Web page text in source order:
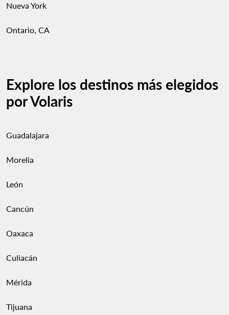
Nueva York
Ontario, CA
Explore los destinos más elegidos
por Volaris
Guadalajara
Morelia
León
Cancún
Oaxaca
Culiacán
Mérida
Tijuana